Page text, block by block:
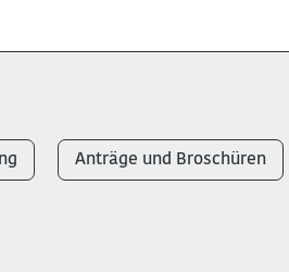
Anträge und Broschüren